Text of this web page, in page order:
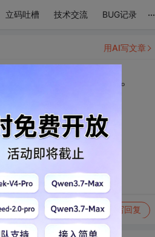
立码吐槽 技术交流 BUG记录 ...
染指不了的纯净。
写回复
用AI写文章